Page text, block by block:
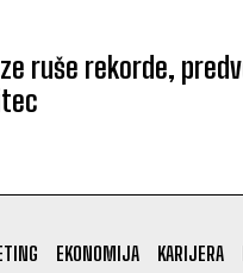
ruše rekorde,
EKONOMIJA KARIJERA